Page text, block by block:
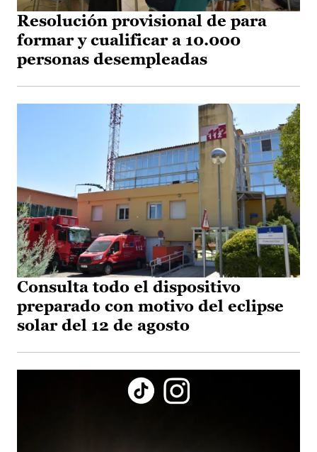
Resolución provisional de para
formar y cualificar a 10.000
personas desempleadas
Consulta todo el dispositivo
preparado con motivo del eclipse
solar del 12 de agosto